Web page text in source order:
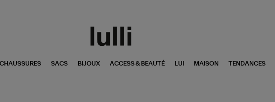
CHAUSSURES SACS BIJOUX ACCESS & BEAUTÉ LUI MAISON TENDANCES